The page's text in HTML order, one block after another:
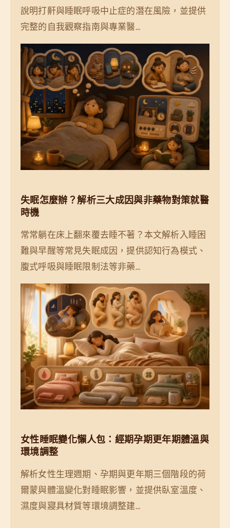
說明打鼾與睡眠呼吸中止症的潛在風險，並提供
完整的自我觀察指南與專業醫…
失眠怎麼辦？解析三大成因與非藥物對策就醫
時機
常常躺在床上翻來覆去睡不著？本文解析入睡困
難與早醒等常見失眠成因，提供認知行為模式、
腹式呼吸與睡眠限制法等非藥…
女性睡眠變化懶人包：經期孕期更年期體溫與
環境調整
解析女性生理週期、孕期與更年期三個階段的荷
爾蒙與體溫變化對睡眠影響，並提供臥室溫度、
濕度與寢具材質等環境調整建…